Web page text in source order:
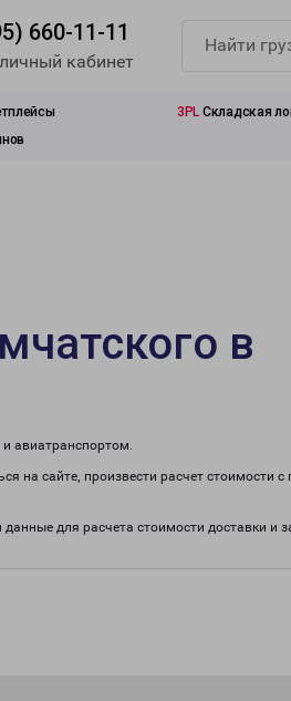
660-11-11
кабинет
3PL Складская
в
авиатранспортом.
на сайте, произвести расчет стоимости
для расчета стоимости доставки и